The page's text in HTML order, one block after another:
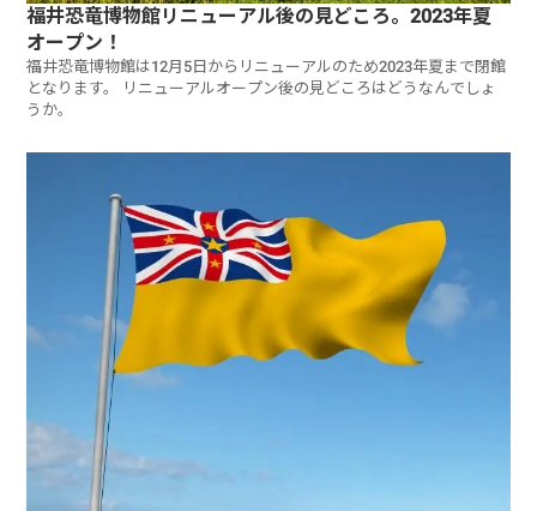
福井恐竜博物館リニューアル後の見どころ。2023年夏
オープン！
福井恐竜博物館は12月5日からリニューアルのため2023年夏まで閉館
となります。 リニューアルオープン後の見どころはどうなんでしょ
うか。